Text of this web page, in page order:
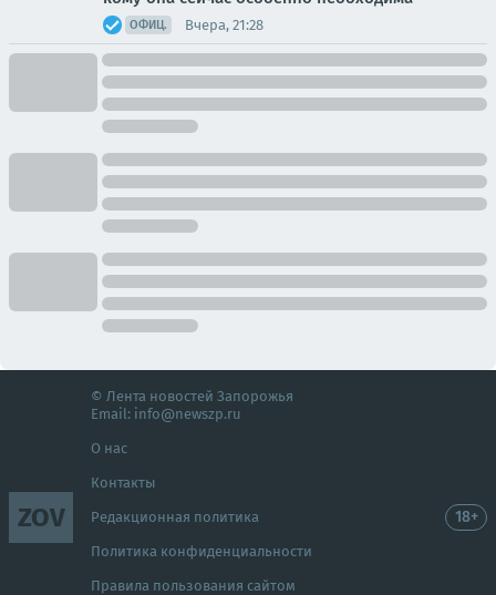
ОФИЦ. Вчера, 21:28
ZOV
© Лента новостей Запорожья
Email: info@newszp.ru
О нас
Контакты
Редакционная политика
Политика конфиденциальности
Правила пользования сайтом
18+